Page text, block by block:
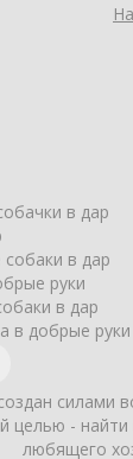
в дар
в дар
руки
в дар
в добрые руки
силами
целью -
любящего